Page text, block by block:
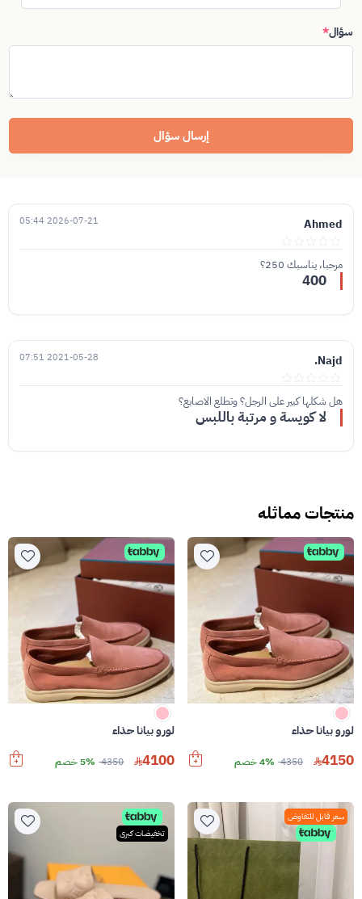
سؤال*
إرسال سؤال
Ahmed
2026-07-21 05:44
مرحبا، يناسبك 250؟
400
Najd.
2021-05-28 07:51
هل شكلها كبير على الرجل؟ وتطلع الاصابع؟
لا كويسة و مرتبة باللبس
منتجات مماثله
لورو بيانا حذاء
4150
4350 4% خصم
لورو بيانا حذاء
4100
4350 5% خصم
سعر قابل للتفاوض
تخفيضات كبرى